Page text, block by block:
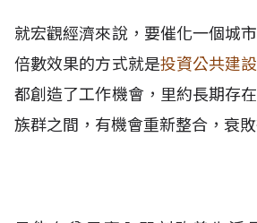
就宏觀經濟來說，要催化一個城
倍數效果的方式就是投資公共建設
都創造了工作機會，里約長期存
族群之間，有機會重新整合，衰